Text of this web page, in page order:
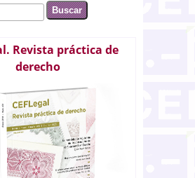
de búsqueda
Revista práctica de
derecho